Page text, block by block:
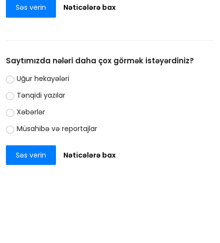
Səs verin Nəticələrə bax
Saytımızda nələri daha çox görmək istəyərdiniz?
Uğur hekayələri
Tənqidi yazılar
Xəbərlər
Müsahibə və reportajlar
Səs verin Nəticələrə bax